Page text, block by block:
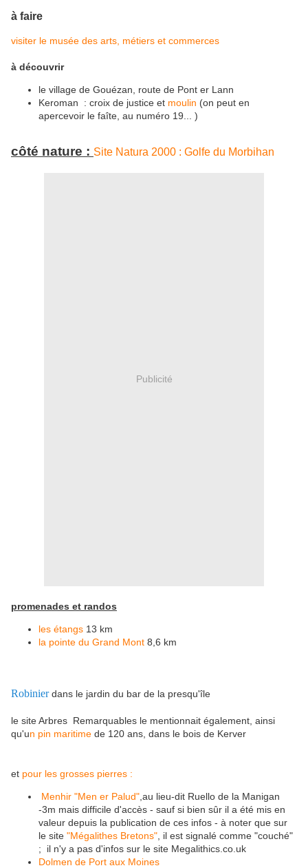
à faire
visiter le musée des arts, métiers et commerces
à découvrir
le village de Gouézan, route de Pont er Lann
Keroman : croix de justice et moulin (on peut en
apercevoir le faîte, au numéro 19... )
côté nature : Site Natura 2000 : Golfe du Morbihan
Publicité
promenades et randos
les étangs 13 km
la pointe du Grand Mont 8,6 km
Robinierdans le jardin du bar de la presqu'île
le site Arbres Remarquables le mentionnait également, ainsi
qu'un pin maritime de 120 ans, dans le bois de Kerver
et pour les grosses pierres :
Menhir "Men er Palud" ,au lieu-dit Ruello de la Manigan
-3m mais difficile d'accès - sauf si bien sûr il a été mis en
valeur depuis la publication de ces infos - à noter que sur
le site "Mégalithes Bretons" , il est signalé comme "couché"
; il n'y a pas d'infos sur le site Megalithics.co.uk
Dolmen de Port aux Moines